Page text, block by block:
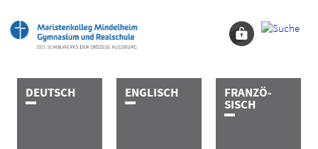
D­E­U­T­S­C­H E­N­G­L­I­S­C­H FRAN­­­ZÖ­­­­­­
SISCH